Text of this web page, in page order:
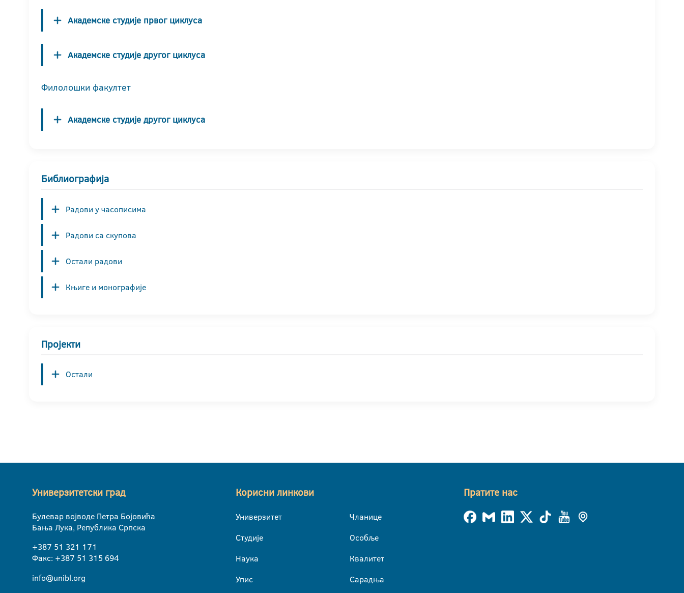
Академске студије првог циклуса
Академске студије другог циклуса
Филолошки факултет
Академске студије другог циклуса
Библиографија
Радови у часописима
Радови са скупова
Остали радови
Књиге и монографије
Пројекти
Остали
Универзитетски град
Булевар војводе Петра Бојовића
Бања Лука, Република Српска
+387 51 321 171
Факс: +387 51 315 694
info@unibl.org
Корисни линкови
Универзитет
Студије
Наука
Упис
Чланице
Особље
Квалитет
Сарадња
Пратите нас